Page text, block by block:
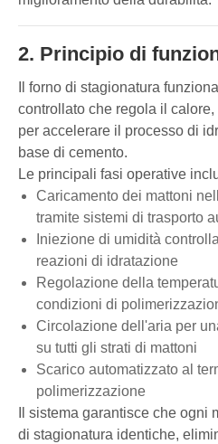
2. Principio di
Il forno di stagionatura
controllato che regola il
per accelerare il processo di
base di cemento.
Le principali fasi operative
Caricamento dei mattoni
tramite sistemi di trasporto
Iniezione di umidità
reazioni di idratazione
Regolazione della
condizioni di
Circolazione dell'aria per
su tutti gli strati di mattoni
Scarico automatizzato al
polimerizzazione
Il sistema garantisce che ogni
di stagionatura identiche,